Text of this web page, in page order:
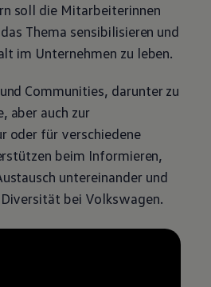
soll die Mitarbeiterinnen
Thema sensibilisieren und
im Unternehmen zu leben.
Communities, darunter zu
aber auch zur
oder für verschiedene
beim Informieren,
untereinander und
bei Volkswagen.